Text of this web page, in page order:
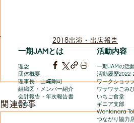
2018出演・出店報告
関連記事
一期JAMとは 活動内容
理念
団体概要
理事長 山﨑剛司
組織図・メンバー紹介
会計報告​・年次報告書
SNS
一期JAMの活
活動履歴2022-
ワークショッ
ワサワサごみ
いちご食堂
ギニア支部
Wontanara
つながり協力